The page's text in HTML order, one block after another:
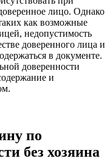
лицо. Однако
как возможные
недопустимость
доверенного лица и
в документе.
доверенности
и
по
без хозяина